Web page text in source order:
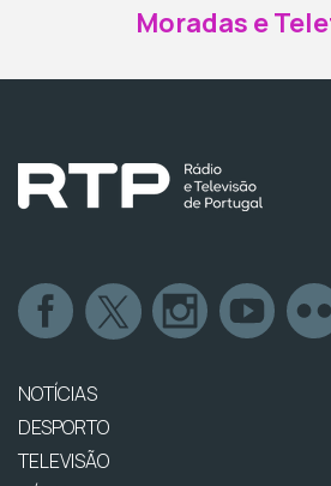
Moradas e
NOTÍCIAS
DESPORTO
TELEVISÃO